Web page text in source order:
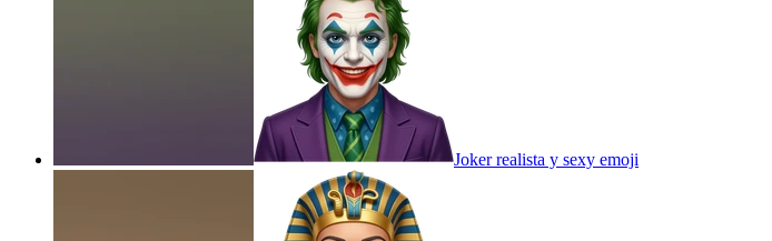
Joker realista y sexy emoji